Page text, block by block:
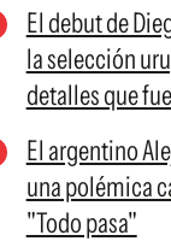
El debut de
la selección
detalles que
El argentino
una polémica
"Todo pasa"